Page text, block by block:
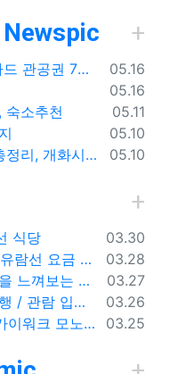
등록일
05.16
여행객도 무제한 기후동행카드 관공권 7월출시
등록일
05.16
등록일
05.11
숙소추천
등록일
05.10
등록일
05.10
5월 6월 봄꽃 여행지 추천 총정리, 개화시기, 지도공유
등록일
03.30
식당
등록일
03.28
단양팔경 도담삼봉 - 석문 / 유람선 요금 주차비
등록일
03.27
암벽에 걸쳐 강물 위의 스릴을 느껴보는 단양 잔도길
등록일
03.26
단종 유배지 영월 청령포 여행 / 관람 입장료 주차장
등록일
03.25
충북 단양 전망대 만천하스카이워크 모노레일 주차장 여행코스